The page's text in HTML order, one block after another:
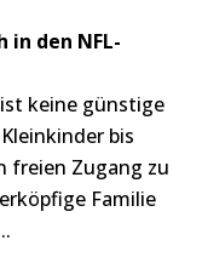
in den NFL-
keine günstige
bis
freien Zugang zu
Familie